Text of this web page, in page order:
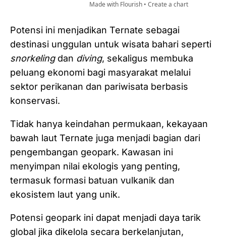
Potensi ini menjadikan Ternate sebagai
destinasi unggulan untuk wisata bahari seperti
snorkelingdan diving, sekaligus membuka
peluang ekonomi bagi masyarakat melalui
sektor perikanan dan pariwisata berbasis
konservasi.
Tidak hanya keindahan permukaan, kekayaan
bawah laut Ternate juga menjadi bagian dari
pengembangan geopark. Kawasan ini
menyimpan nilai ekologis yang penting,
termasuk formasi batuan vulkanik dan
ekosistem laut yang unik.
Potensi geopark ini dapat menjadi daya tarik
global jika dikelola secara berkelanjutan,